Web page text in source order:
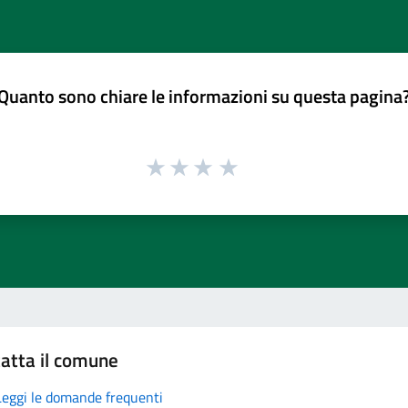
sono chiare le informazioni su questa
il comune
le domande frequenti